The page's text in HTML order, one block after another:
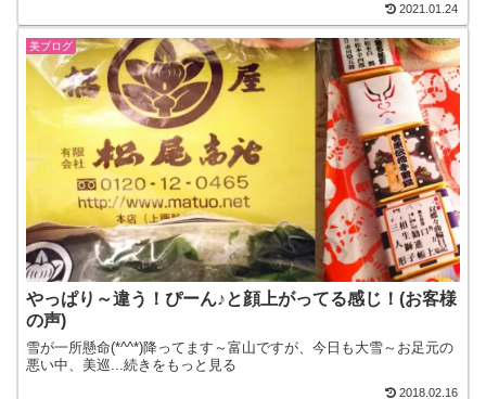
2021.01.24
美ブログ
やっぱり～違う！ぴーん♪と顔上がってる感じ！(お客様
の声)
雪が一所懸命(*^^*)降ってます～富山ですが、今日も大雪～お足元の
悪い中、美巡...続きをもっと見る
2018.02.16